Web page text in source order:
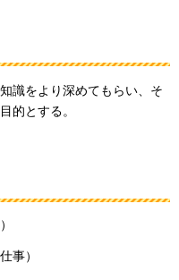
識をより深めてもらい、 そ
的とする。
事）